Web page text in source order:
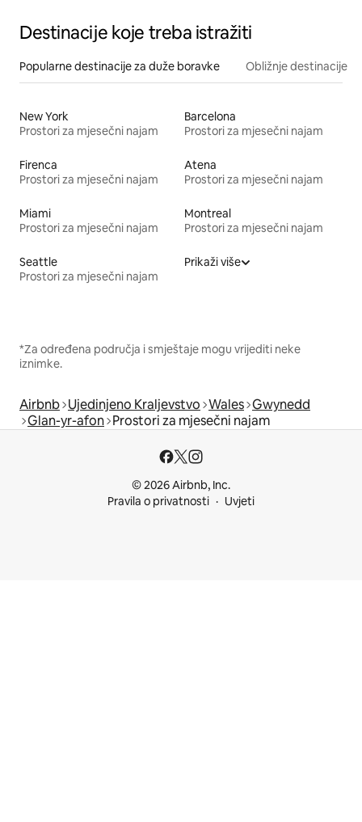
Destinacije koje treba istražiti
Popularne destinacije za duže boravke Obližnje destinacije
New York
Prostori za mjesečni najam
Barcelona
Prostori za mjesečni najam
Firenca
Prostori za mjesečni najam
Atena
Prostori za mjesečni najam
Miami
Prostori za mjesečni najam
Montreal
Prostori za mjesečni najam
Seattle
Prostori za mjesečni najam
Prikaži više
*Za određena područja i smještaje mogu vrijediti neke
iznimke.
Airbnb Ujedinjeno Kraljevstvo Wales Gwynedd
Glan-yr-afon Prostori za mjesečni najam
© 2026 Airbnb, Inc.
Pravila o privatnosti
Uvjeti